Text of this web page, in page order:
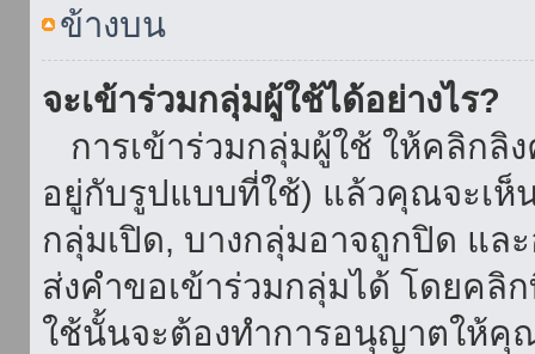
ข้างบน
จะเข้าร่วมกลุ่มผู้ใช้ได้อย่างไร?
การเข้าร่วมกลุ่มผู้ใช้ ให้คลิก
อยู่กับรูปแบบที่ใช้) แล้วคุณจะเห็
กลุ่มเปิด, บางกลุ่มอาจถูกปิด แ
ส่งคำขอเข้าร่วมกลุ่มได้ โดยคลิ
ใช้นั้นจะต้องทำการอนุญาตให้คุ